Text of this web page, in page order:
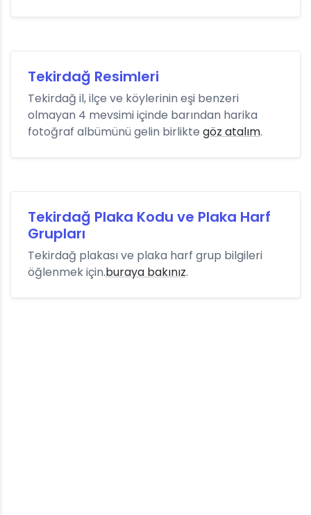
Tekirdağ Resimleri
Tekirdağ il, ilçe ve köylerinin eşi benzeri
olmayan 4 mevsimi içinde barından harika
fotoğraf albümünü gelin birlikte göz atalım.
Tekirdağ Plaka Kodu ve Plaka Harf
Grupları
Tekirdağ plakası ve plaka harf grup bilgileri
öğlenmek için.buraya bakınız.